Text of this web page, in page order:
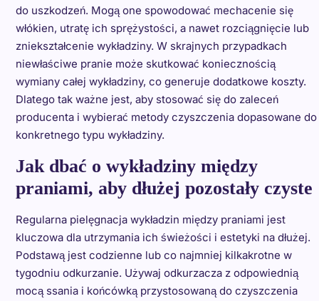
do uszkodzeń. Mogą one spowodować mechacenie się
włókien, utratę ich sprężystości, a nawet rozciągnięcie lub
zniekształcenie wykładziny. W skrajnych przypadkach
niewłaściwe pranie może skutkować koniecznością
wymiany całej wykładziny, co generuje dodatkowe koszty.
Dlatego tak ważne jest, aby stosować się do zaleceń
producenta i wybierać metody czyszczenia dopasowane do
konkretnego typu wykładziny.
Jak dbać o wykładziny między
praniami, aby dłużej pozostały czyste
Regularna pielęgnacja wykładzin między praniami jest
kluczowa dla utrzymania ich świeżości i estetyki na dłużej.
Podstawą jest codzienne lub co najmniej kilkakrotne w
tygodniu odkurzanie. Używaj odkurzacza z odpowiednią
mocą ssania i końcówką przystosowaną do czyszczenia